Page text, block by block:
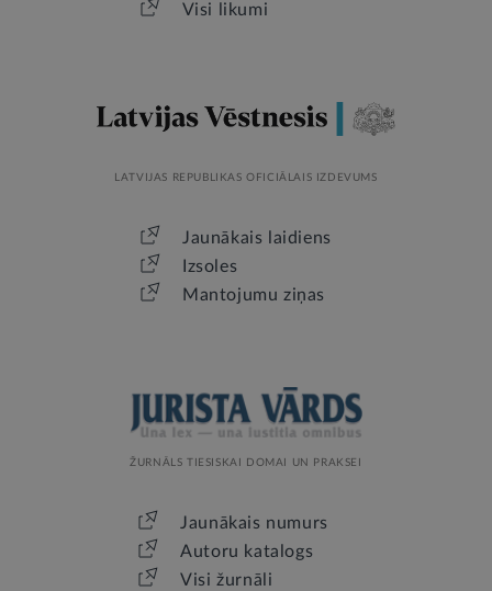
Visi likumi
LATVIJAS REPUBLIKAS OFICIĀLAIS IZDEVUMS
Jaunākais laidiens
Izsoles
Mantojumu ziņas
ŽURNĀLS TIESISKAI DOMAI UN PRAKSEI
Jaunākais numurs
Autoru katalogs
Visi žurnāli